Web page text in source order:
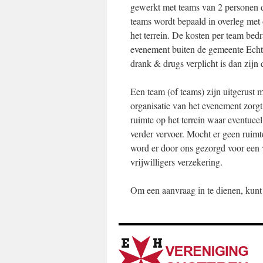
gewerkt met teams van 2
teams wordt bepaald in overleg
het terrein. De kosten per team
evenement buiten de gemeente
drank & drugs verplicht is dan zijn
Een team (of teams) zijn uitgerust
organisatie van het evenement
ruimte op het terrein waar
verder vervoer. Mocht er geen
word er door ons gezorgd voor
vrijwilligers verzekering.
Om een aanvraag in te dienen,